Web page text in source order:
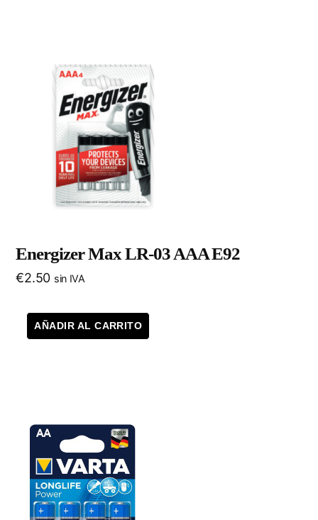
Energizer Max LR-03 AAA E92
€2.50 sin IVA
AÑADIR AL CARRITO